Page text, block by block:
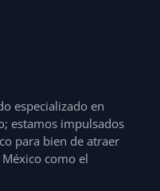
especializado en
estamos impulsados
para bien de atraer
como el